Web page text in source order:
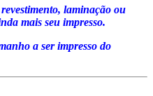
laminação ou
mais seu impresso.
a ser impresso do